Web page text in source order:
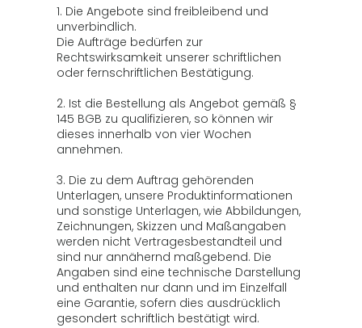
1. Die Angebote sind freibleibend und
unverbindlich.
Die Aufträge bedürfen zur
Rechtswirksamkeit unserer schriftlichen
oder fernschriftlichen Bestätigung.
2. Ist die Bestellung als Angebot gemäß §
145 BGB zu qualifizieren, so können wir
dieses innerhalb von vier Wochen
annehmen.
3. Die zu dem Auftrag gehörenden
Unterlagen, unsere Produktinformationen
und sonstige Unterlagen, wie Abbildungen,
Zeichnungen, Skizzen und Maßangaben
werden nicht Vertragesbestandteil und
sind nur annähernd maßgebend. Die
Angaben sind eine technische Darstellung
und enthalten nur dann und im Einzelfall
eine Garantie, sofern dies ausdrücklich
gesondert schriftlich bestätigt wird.